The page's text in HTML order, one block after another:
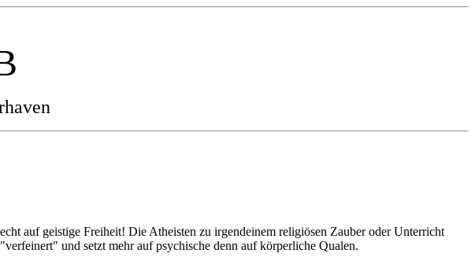
auf geistige Freiheit! Die Atheisten zu irgendeinem religiösen Zauber oder Unterricht
und setzt mehr auf psychische denn auf körperliche Qualen.